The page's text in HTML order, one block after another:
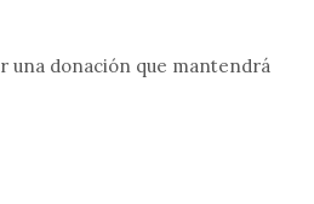
una donación que mantendrá